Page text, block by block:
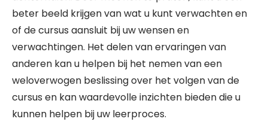
beter beeld krijgen van wat u kunt verwachten en
of de cursus aansluit bij uw wensen en
verwachtingen. Het delen van ervaringen van
anderen kan u helpen bij het nemen van een
weloverwogen beslissing over het volgen van de
cursus en kan waardevolle inzichten bieden die u
kunnen helpen bij uw leerproces.